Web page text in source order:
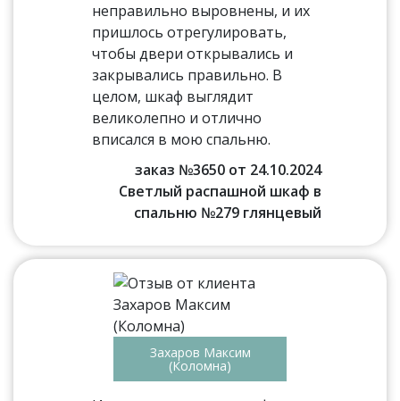
неправильно выровнены, и их
пришлось отрегулировать,
чтобы двери открывались и
закрывались правильно. В
целом, шкаф выглядит
великолепно и отлично
вписался в мою спальню.
заказ №3650 от 24.10.2024
Светлый распашной шкаф в
спальню №279 глянцевый
Захаров Максим
(Коломна)